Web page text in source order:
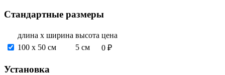
Стандартные размеры
длина х ширина высота цена
100 х 50 см
5 см 0 ₽
Установка